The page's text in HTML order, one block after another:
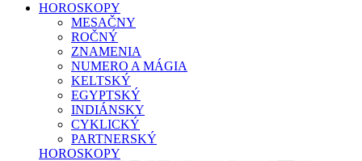
HOROSKOPY
MESAČNY
ROČNÝ
ZNAMENIA
NUMERO A MÁGIA
KELTSKÝ
EGYPTSKÝ
INDIÁNSKY
CYKLICKÝ
PARTNERSKÝ
HOROSKOPY